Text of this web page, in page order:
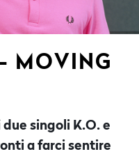
MOVING
singoli K.O. e
a farci sentire